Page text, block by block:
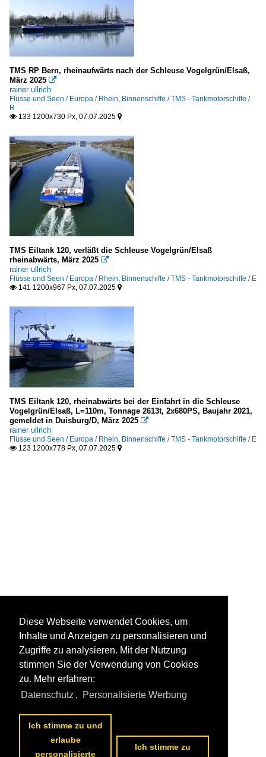
TMS RP Bern, rheinaufwärts nach der Schleuse Vogelgrün/Elsaß,
März 2025 
rainer ullrich
Flüsse und Seen / Europa / Rhein, Binnenschiffe / TMS - Tankmotorschiffe /
R
 133 1200x730 Px, 07.07.2025 
TMS Eiltank 120, verläßt die Schleuse Vogelgrün/Elsaß
rheinabwärts, März 2025 
rainer ullrich
Flüsse und Seen / Europa / Rhein, Binnenschiffe / TMS - Tankmotorschiffe / E
 141 1200x967 Px, 07.07.2025 
TMS Eiltank 120, rheinabwärts bei der Einfahrt in die Schleuse
Vogelgrün/Elsaß, L=110m, Tonnage 2613t, 2x680PS, Baujahr 2021,
gemeldet in Duisburg/D, März 2025 
rainer ullrich
Flüsse und Seen / Europa / Rhein, Binnenschiffe / TMS - Tankmotorschiffe / E
 123 1200x778 Px, 07.07.2025 
Diese Webseite verwendet Cookies, um
Inhalte und Anzeigen zu personalisieren und
Zugriffe zu analysieren. Mit der Nutzung
stimmen Sie der Verwendung von Cookies
zu. Mehr erfahren:
Datenschutz , Personalisierte Werbung
Ich stimme zu und
erlaube
personalisierte
Ich stimme zu